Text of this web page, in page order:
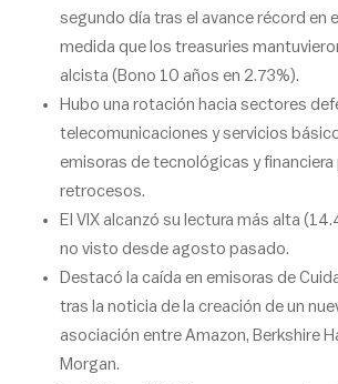
segundo día tras el avance récord en
medida que los treasuries
alcista (Bono 10 años en 2.73%).
Hubo una rotación hacia sectores
telecomunicaciones y servicios
emisoras de tecnológicas y
retrocesos.
El VIX alcanzó su lectura más alta
no visto desde agosto pasado.
Destacó la caída en emisoras de
tras la noticia de la creación de un
asociación entre Amazon, Berkshire
Morgan.